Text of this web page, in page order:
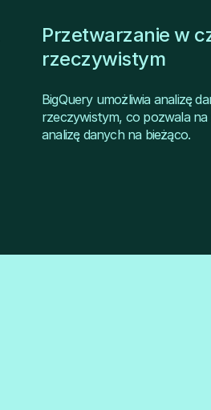
Przetwarzanie w
rzeczywistym
BigQuery umożliwia analizę
rzeczywistym, co pozwala
analizę danych na bieżąco.